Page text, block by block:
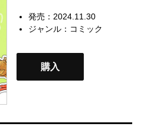
発売：2024.11.30
ジャンル： コミック
購入